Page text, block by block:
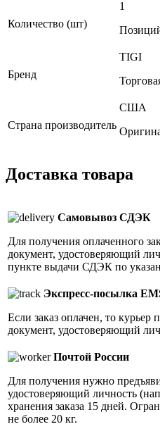
Количество (шт)
1
Бренд
TIGI
Страна производитель
США
Доставка товара
Самовывоз СДЭК
Для получения оплаченного
документ, удостоверяющий
пункте выдачи СДЭК по
Экспресс-посылка
Если заказ оплачен, то курьер
документ, удостоверяющий
Почтой России
Для получения нужно
удостоверяющий личность
хранения заказа 15 дней.
не более 20 кг.